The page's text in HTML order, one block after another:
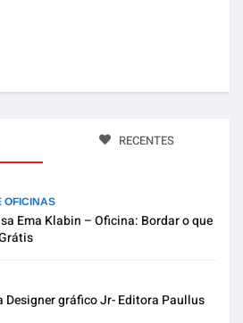
RECENTES
OFICINAS
Ema Klabin – Oficina: Bordar o que
Designer gráfico Jr- Editora Paullus